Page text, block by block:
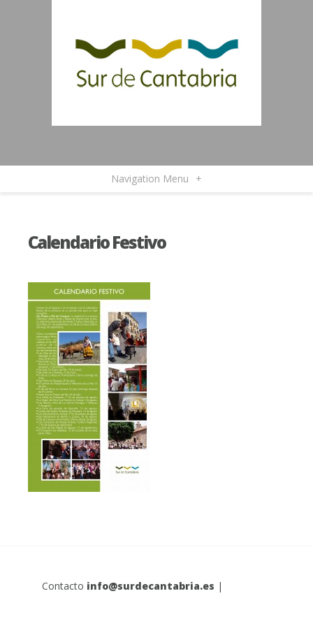
Navigation Menu +
Calendario Festivo
Contacto info@surdecantabria.es |